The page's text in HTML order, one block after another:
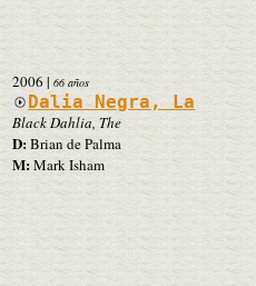
2006| 66 años
Dalia Negra, La
Black Dahlia, The
D: Brian de Palma
M:Mark Isham